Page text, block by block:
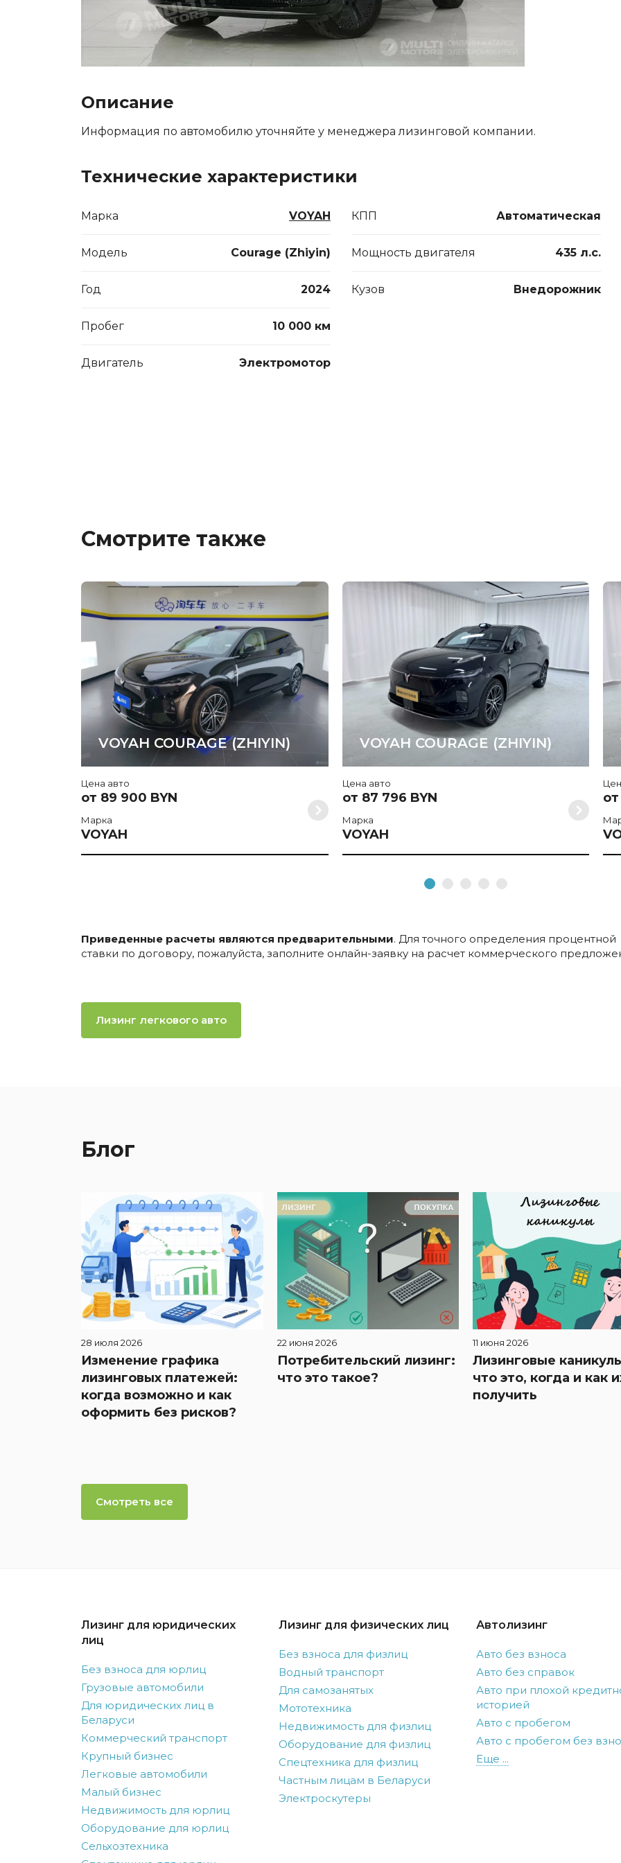
Описание
Информация по автомобилю уточняйте у менеджера лизинговой компании.
Технические характеристики
Марка VOYAH
Модель Courage (Zhiyin)
Год 2024
Пробег 10 000 км
Двигатель Электромотор
КПП Автоматическая
Мощность двигателя 435 л.с.
Кузов Внедорожник
Смотрите также
VOYAH COURAGE (ZHIYIN)
Цена авто
от 89 900 BYN
Марка
VOYAH
VOYAH COURAGE (ZHIYIN)
Цена авто
от 87 796 BYN
Марка
VOYAH
Приведенные расчеты являются предварительными. Для точного определения процентной
ставки по договору, пожалуйста, заполните онлайн-заявку на расчет коммерческого
Лизинг легкового авто
Блог
28 июля 2026
Изменение графика
лизинговых платежей:
когда возможно и как
оформить без рисков?
22 июня 2026
Потребительский лизинг:
что это такое?
11 июня 2026
Лизинговые
что это, когда и как
получить
Смотреть все
Лизинг для юридических
лиц
Без взноса для юрлиц
Грузовые автомобили
Для юридических лиц в
Беларуси
Коммерческий транспорт
Крупный бизнес
Легковые автомобили
Малый бизнес
Недвижимость для юрлиц
Оборудование для юрлиц
Сельхозтехника
Лизинг для физических лиц
Без взноса для физлиц
Водный транспорт
Для самозанятых
Мототехника
Недвижимость для физлиц
Оборудование для физлиц
Спецтехника для физлиц
Частным лицам в Беларуси
Электроскутеры
Автолизинг
Авто без взноса
Авто без справок
Авто при плохой
историей
Авто с пробегом
Авто с пробегом без
Еще ...